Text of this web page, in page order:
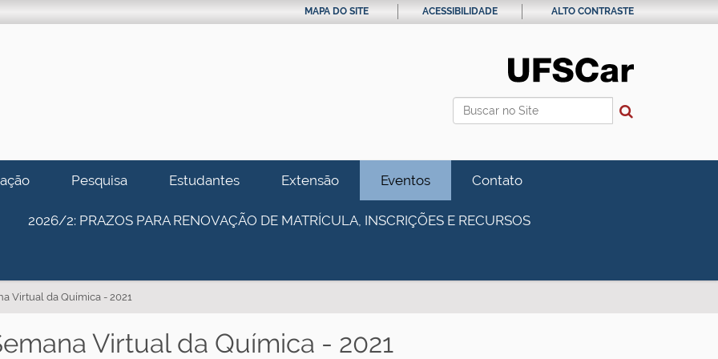
Busca
MAPA DO SITE ACESSIBILIDADE ALTO CONTRASTE
Pesquisa Estudantes Extensão Eventos Contato
2026/2: PRAZOS PARA RENOVAÇÃO DE MATRÍCULA, INSCRIÇÕES E RECURSOS
Virtual da Química - 2021
Virtual da Química - 2021